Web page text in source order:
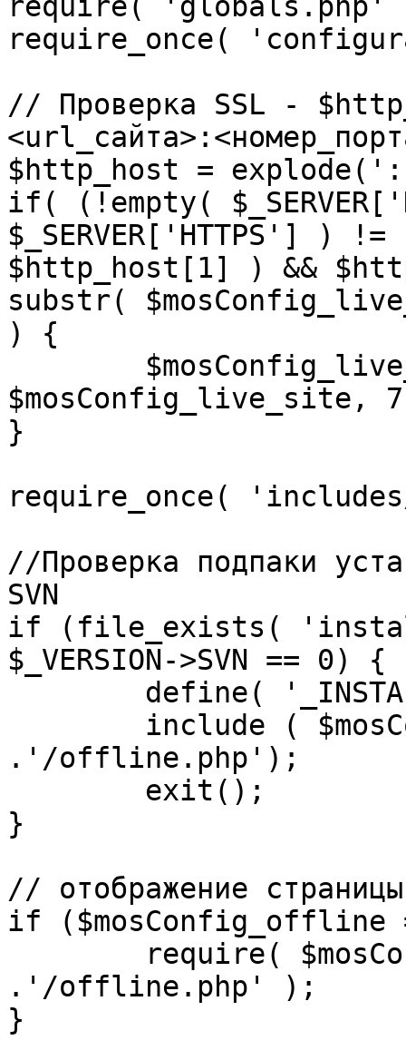
require_once(
// Проверка SSL -
$http_host = explode(':',
if( (!empty(
$_SERVER['HTTPS']
$http_host[1] ) &&
substr(
) {
$mosConfig_live_site,
}
require_once(
//Проверка подпаки
SVN
if (file_exists(
$_VERSION->SVN == 0) {
.'/offline.php');
}
// отображение
if ($mosConfig_offline
.'/offline.php' );
}